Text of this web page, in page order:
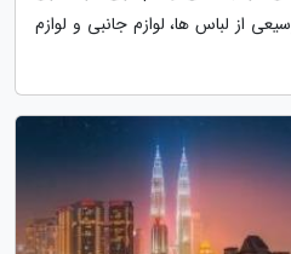
از لباس ها، لوازم جانبی و لوازم